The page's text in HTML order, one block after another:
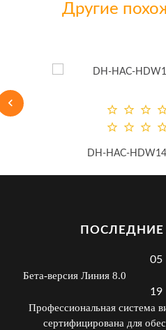
Другие
DH-HAC-
ПОСЛЕДНИЕ
05
Бета-версия Линия 8.0
19
Профессиональная система
сертифицирована для